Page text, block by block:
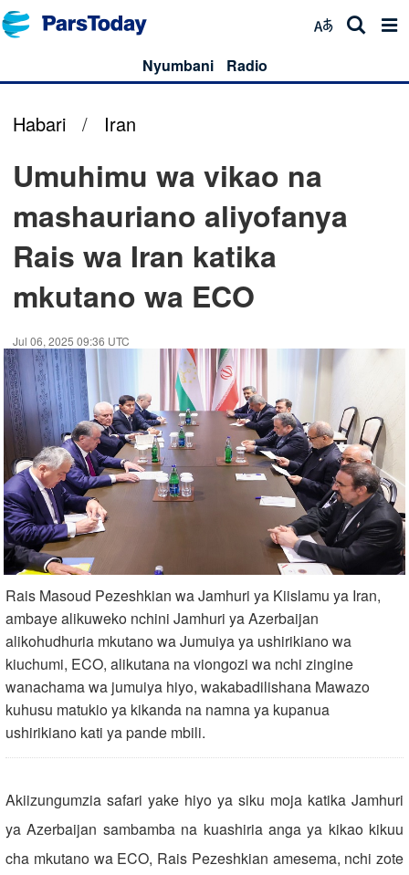
Nyumbani Radio
Habari / Iran
Umuhimu wa vikao na
mashauriano aliyofanya
Rais wa Iran katika
mkutano wa ECO
Jul 06, 2025 09:36 UTC
Rais Masoud Pezeshkian wa Jamhuri ya Kiislamu ya Iran,
ambaye alikuweko nchini Jamhuri ya Azerbaijan
alikohudhuria mkutano wa Jumuiya ya ushirikiano wa
kiuchumi, ECO, alikutana na viongozi wa nchi zingine
wanachama wa jumuiya hiyo, wakabadilishana Mawazo
kuhusu matukio ya kikanda na namna ya kupanua
ushirikiano kati ya pande mbili.
Akiizungumzia safari yake hiyo ya siku moja katika Jamhuri
ya Azerbaijan sambamba na kuashiria anga ya kikao kikuu
cha mkutano wa ECO, Rais Pezeshkian amesema, nchi zote